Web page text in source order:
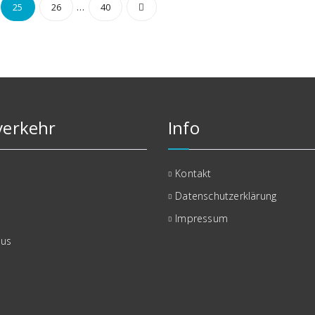
25 26 … 40
Info
Kontakt
Datenschutzerklärung
Impressum